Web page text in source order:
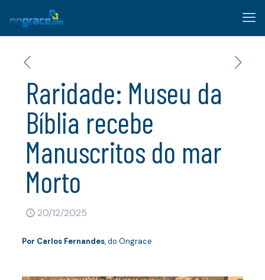
Raridade: Museu da
Bíblia recebe
Manuscritos do mar
Morto
20/12/2025
Por Carlos Fernandes, do Ongrace